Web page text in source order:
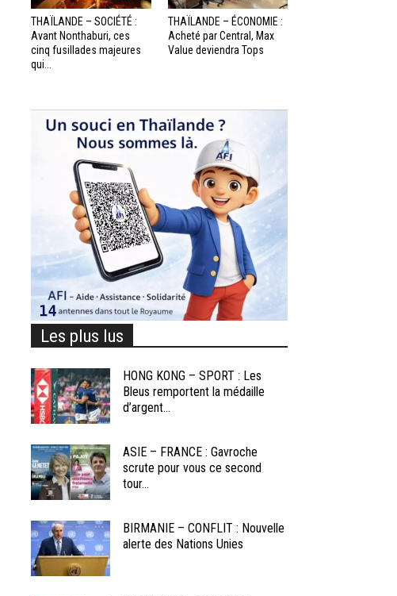
THAÏLANDE – SOCIÉTÉ :
Avant Nonthaburi, ces
cinq fusillades majeures
qui...
THAÏLANDE – ÉCONOMIE :
Acheté par Central, Max
Value deviendra Tops
Les plus lus
HONG KONG – SPORT : Les
Bleus remportent la médaille
d’argent...
ASIE – FRANCE : Gavroche
scrute pour vous ce second
tour...
BIRMANIE – CONFLIT : Nouvelle
alerte des Nations Unies